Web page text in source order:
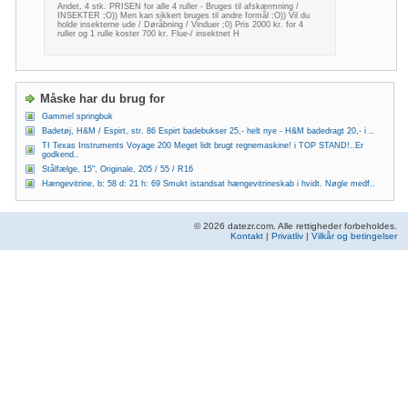
Andet, 4 stk. PRISEN for alle 4 ruller - Bruges til afskærmning /
INSEKTER ;O)) Men kan sikkert bruges til andre formål :O)) Vil du
holde insekterne ude / Døråbning / Vinduer ;0) Pris 2000 kr. for 4
ruller og 1 rulle koster 700 kr. Flue-/ insektnet H
Måske har du brug for
Gammel springbuk
Badetøj, H&M / Espirt, str. 86 Espirt badebukser 25,- helt nye - H&M badedragt 20,- i ..
TI Texas Instruments Voyage 200 Meget lidt brugt regnemaskine! i TOP STAND!..Er
godkend..
Stålfælge, 15", Originale, 205 / 55 / R16
Hængevitrine, b: 58 d: 21 h: 69 Smukt istandsat hængevitrineskab i hvidt. Nøgle medf..
© 2026 datezr.com. Alle rettigheder forbeholdes.
Kontakt | Privatliv | Vilkår og betingelser